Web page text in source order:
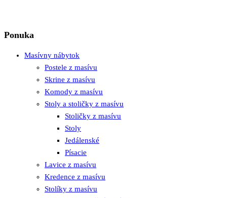
Ponuka
Masívny nábytok
Postele z masívu
Skrine z masívu
Komody z masívu
Stoly a stoličky z masívu
Stoličky z masívu
Stoly
Jedálenské
Písacie
Lavice z masívu
Kredence z masívu
Stolíky z masívu